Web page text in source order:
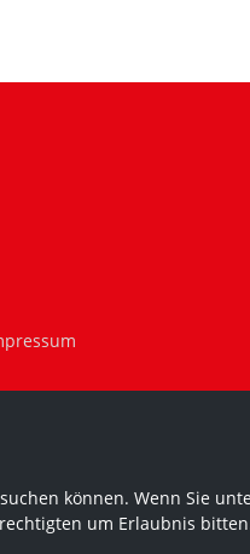
können. Wenn Sie
um Erlaubnis